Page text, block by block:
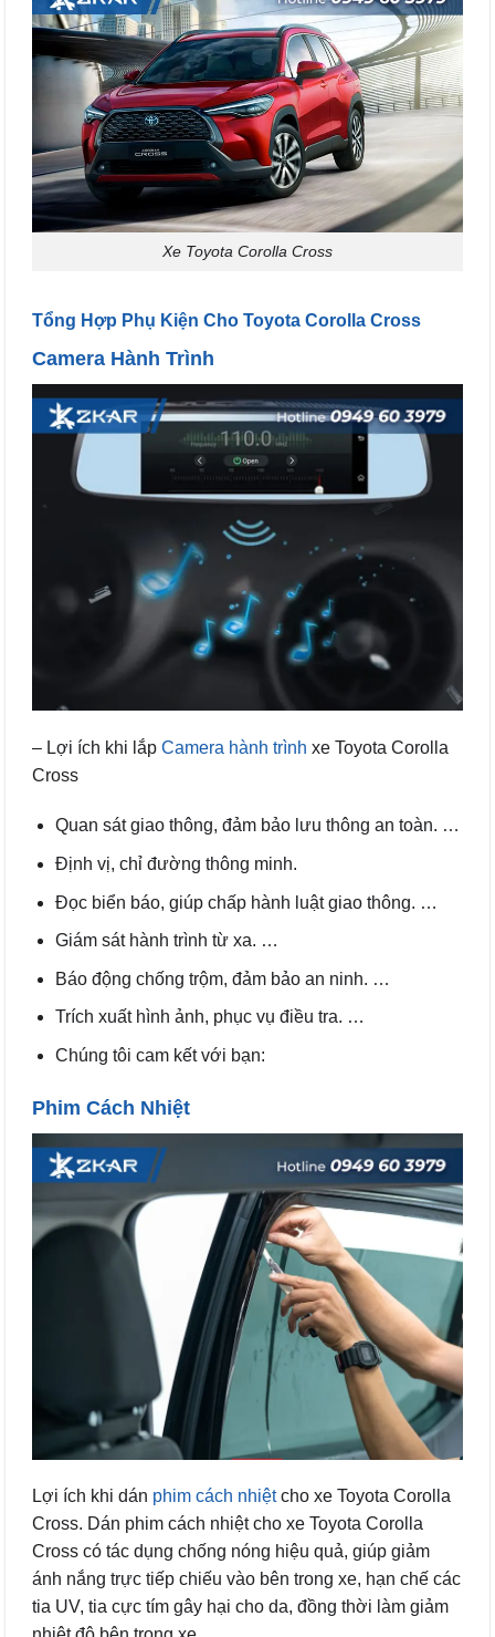
Xe Toyota Corolla Cross
Tổng Hợp Phụ Kiện Cho Toyota Corolla Cross
Camera Hành Trình
– Lợi ích khi lắp Camera hành trình xe Toyota Corolla
Cross
Quan sát giao thông, đảm bảo lưu thông an toàn. …
Định vị, chỉ đường thông minh.
Đọc biển báo, giúp chấp hành luật giao thông. …
Giám sát hành trình từ xa. …
Báo động chống trộm, đảm bảo an ninh. …
Trích xuất hình ảnh, phục vụ điều tra. …
Chúng tôi cam kết với bạn:
Phim Cách Nhiệt
Lợi ích khi dán phim cách nhiệtcho xe Toyota Corolla
Cross. Dán phim cách nhiệt cho xe Toyota Corolla
Cross có tác dụng chống nóng hiệu quả, giúp giảm
ánh nắng trực tiếp chiếu vào bên trong xe, hạn chế các
tia UV, tia cực tím gây hại cho da, đồng thời làm giảm